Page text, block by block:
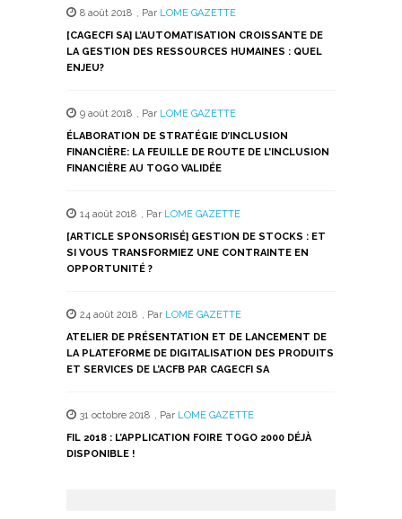
une
nouvelle
fenêtre)
une
nouvelle
fenêtre)
une
nouvelle
fenêtre)
une
nouvelle
fenêtre)
nouvelle
fenêtre)
8 août 2018 , Par LOME GAZETTE
[CAGECFI SA] L’AUTOMATISATION CROISSANTE DE
LA GESTION DES RESSOURCES HUMAINES : QUEL
ENJEU?
9 août 2018 , Par LOME GAZETTE
ÉLABORATION DE STRATÉGIE D’INCLUSION
FINANCIÈRE: LA FEUILLE DE ROUTE DE L’INCLUSION
FINANCIÈRE AU TOGO VALIDÉE
14 août 2018 , Par LOME GAZETTE
[ARTICLE SPONSORISÉ] GESTION DE STOCKS : ET
SI VOUS TRANSFORMIEZ UNE CONTRAINTE EN
OPPORTUNITÉ ?
24 août 2018 , Par LOME GAZETTE
ATELIER DE PRÉSENTATION ET DE LANCEMENT DE
LA PLATEFORME DE DIGITALISATION DES PRODUITS
ET SERVICES DE L’ACFB PAR CAGECFI SA
31 octobre 2018 , Par LOME GAZETTE
FIL 2018 : L’APPLICATION FOIRE TOGO 2000 DÉJÀ
DISPONIBLE !